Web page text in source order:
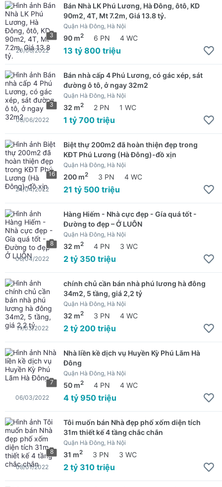
3
Bán Nhà LK Phú Lương, Hà Đông, ôtô, KD
90m2, 4T, Mt 7.2m, Giá 13.8 tỷ.
Quận Hà Đông, Hà Nội
90 m2 6 PN 4 WC
13 tỷ 800 triệu
20/06/2022
3
Bán nhà cấp 4 Phú Lương, có gác xép, sát
đường ô tô, ở ngay 32m2
Quận Hà Đông, Hà Nội
32 m2 2 PN 1 WC
1 tỷ 700 triệu
08/06/2022
16
Biệt thự 200m2 đã hoàn thiện đẹp trong
KĐT Phú Lương (Hà Đông)-đồ xịn
Quận Hà Đông, Hà Nội
200 m2 3 PN 4 WC
21 tỷ 500 triệu
24/04/2022
8
Hàng Hiếm - Nhà cực đẹp - Gía quá tốt -
Đường to đẹp – Ở LUÔN
Quận Hà Đông, Hà Nội
32 m2 4 PN 3 WC
2 tỷ 350 triệu
06/04/2022
chính chủ cần bán nhà phú lương hà đông
34m2, 5 tầng, giá 2,2 tỷ
Quận Hà Đông, Hà Nội
32 m2 3 PN 4 WC
2 tỷ 200 triệu
11/03/2022
7
Nhà liền kề dịch vụ Huyền Kỳ Phú Lãm Hà
Đông
Quận Hà Đông, Hà Nội
50 m2 4 PN 4 WC
4 tỷ 950 triệu
06/03/2022
8
Tôi muốn bán Nhà đẹp phố xốm diện tích
31m thiết kế 4 tầng chắc chắn
Quận Hà Đông, Hà Nội
31 m2 3 PN 3 WC
2 tỷ 310 triệu
08/01/2022